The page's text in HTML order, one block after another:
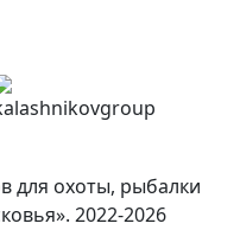
для охоты, рыбалки
2022-2026